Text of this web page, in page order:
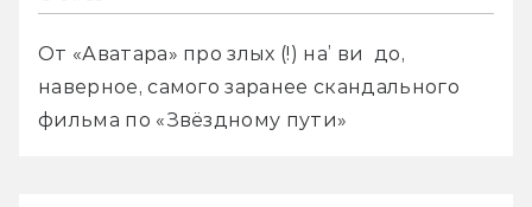
От «Аватара» про злых (!) на’ ви  до,
наверное, самого заранее скандального
фильма по «Звёздному пути»